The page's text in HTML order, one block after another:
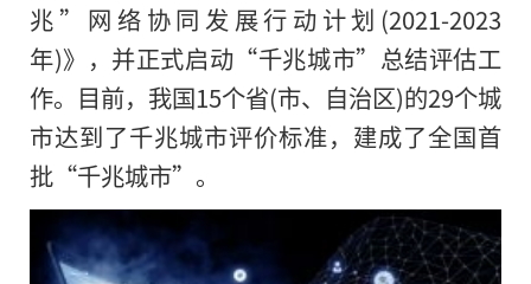
兆”网络协同发展行动计划(2021-2023
年)》，并正式启动“千兆城市”总结评估工
作。目前，我国15个省(市、自治区)的29个城
市达到了千兆城市评价标准，建成了全国首
批“千兆城市”。